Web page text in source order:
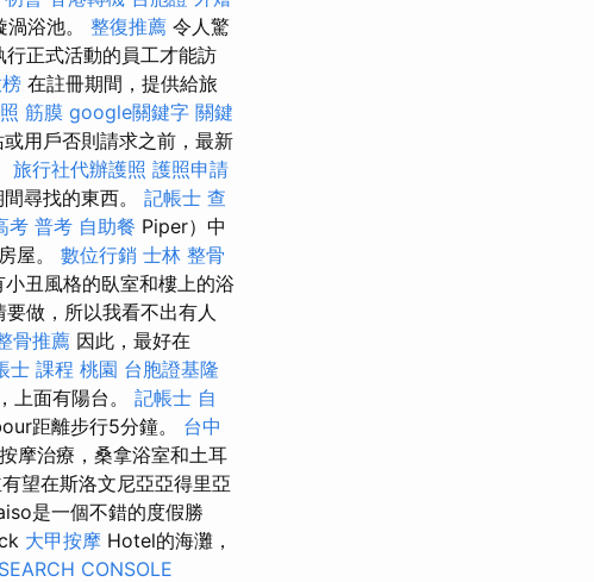
浴池。 整復推薦 令人驚
正式活動的員工才能訪
在註冊期間，提供給旅
筋膜 google關鍵字 關鍵
用戶否則請求之前，最新
旅行社代辦護照 護照申請
尋找的東西。 記帳士 查
考 普考 自助餐 Piper）中
屋。 數位行銷 士林 整骨
丑風格的臥室和樓上的浴
做，所以我看不出有人
骨推薦 因此，最好在
士 課程 桃園 台胞證基隆
上面有陽台。 記帳士 自
距離步行5分鐘。 台中
摩治療，桑拿浴室和土耳
望在斯洛文尼亞亞得里亞
是一個不錯的度假勝
大甲按摩 Hotel的海灘，
CONSOLE